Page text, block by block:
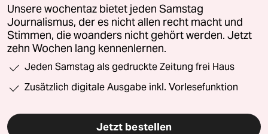
Unsere wochentaz bietet jeden Samstag
Journalismus, der es nicht allen recht macht und
Stimmen, die woanders nicht gehört werden. Jetzt
zehn Wochen lang kennenlernen.
Jeden Samstag als gedruckte Zeitung frei Haus
Zusätzlich digitale Ausgabe inkl. Vorlesefunktion
Jetzt bestellen